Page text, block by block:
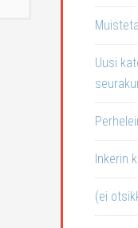
Uusi
Inkerin
(ei